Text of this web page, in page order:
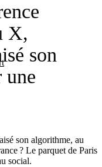
X,
son
une
son algorithme, au
? Le parquet de Paris
social.